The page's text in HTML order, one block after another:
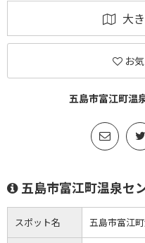
大
お
五島市富江町温
五島市富江町温泉セ
スポット名 五島市富江